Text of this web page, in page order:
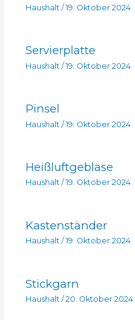
Haushalt/ 19. Oktober 2024
Servierplatte
Haushalt / 19. Oktober 2024
Pinsel
Haushalt /19. Oktober 2024
Heißluftgebläse
Haushalt/ 19. Oktober 2024
Kastenständer
Haushalt/ 19. Oktober 2024
Stickgarn
Haushalt/ 20. Oktober 2024